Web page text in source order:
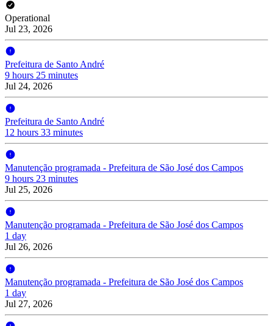
Operational
Jul 23, 2026
Prefeitura de Santo André
9 hours 25 minutes
Jul 24, 2026
Prefeitura de Santo André
12 hours 33 minutes
Manutenção programada - Prefeitura de São José dos Campos
9 hours 23 minutes
Jul 25, 2026
Manutenção programada - Prefeitura de São José dos Campos
1 day
Jul 26, 2026
Manutenção programada - Prefeitura de São José dos Campos
1 day
Jul 27, 2026